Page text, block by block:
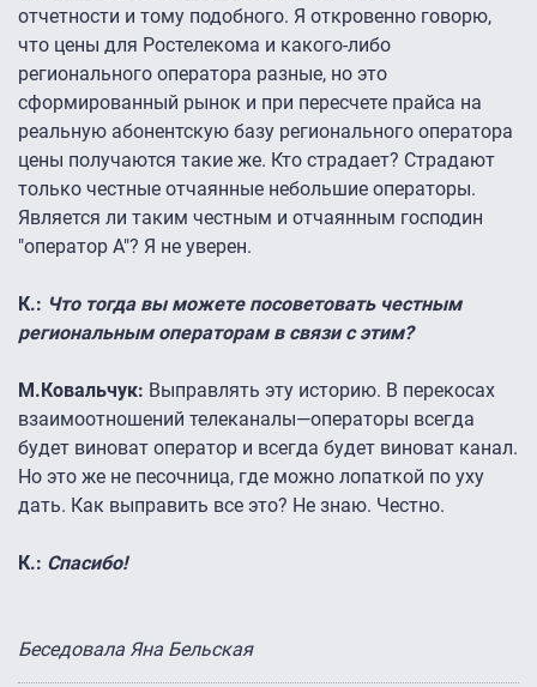
отчетности и тому подобного. Я откровенно говорю,
что цены для Ростелекома и какого-либо
регионального оператора разные, но это
сформированный рынок и при пересчете прайса на
реальную абонентскую базу регионального оператора
цены получаются такие же. Кто страдает? Страдают
только честные отчаянные небольшие операторы.
Является ли таким честным и отчаянным господин
"оператор А"? Я не уверен.
К.: Что тогда вы можете посоветовать честным
региональным операторам в связи с этим?
М.Ковальчук: Выправлять эту историю. В перекосах
взаимоотношений телеканалы—операторы всегда
будет виноват оператор и всегда будет виноват канал.
Но это же не песочница, где можно лопаткой по уху
дать. Как выправить все это? Не знаю. Честно.
К.: Спасибо!
Беседовала Яна Бельская